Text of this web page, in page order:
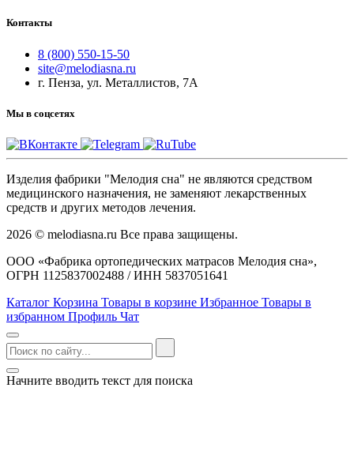
Контакты
8 (800) 550-15-50
site@melodiasna.ru
г. Пенза, ул. Металлистов, 7А
Мы в соцсетях
Изделия фабрики "Мелодия сна" не являются средством
медицинского назначения, не заменяют лекарственных
средств и других методов лечения.
2026 © melodiasna.ru Все права защищены.
ООО «Фабрика ортопедических матрасов Мелодия сна»,
ОГРН 1125837002488 / ИНН 5837051641
Каталог Корзина Товары в корзине Избранное Товары в
избранном Профиль Чат
Начните вводить текст для поиска